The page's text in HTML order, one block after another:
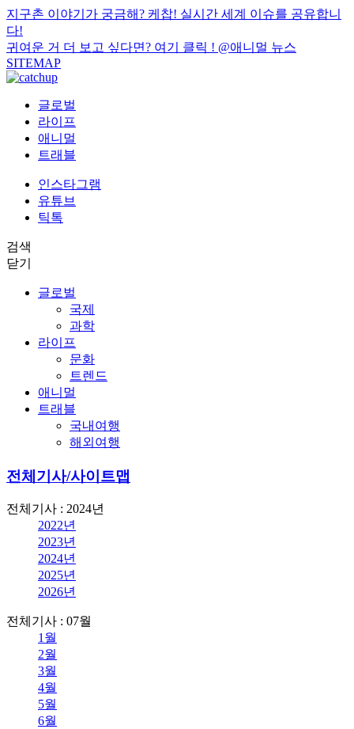
지구촌 이야기가 궁금해? 케찹! 실시간 세계 이슈를 공유합니
다!
귀여운 거 더 보고 싶다면? 여기 클릭 ! @애니멀 뉴스
SITEMAP
글로벌
라이프
애니멀
트래블
인스타그램
유튜브
틱톡
검색
닫기
글로벌
국제
과학
라이프
문화
트렌드
애니멀
트래블
국내여행
해외여행
전체기사/사이트맵
전체기사 : 2024년
2022년
2023년
2024년
2025년
2026년
전체기사 : 07월
1월
2월
3월
4월
5월
6월